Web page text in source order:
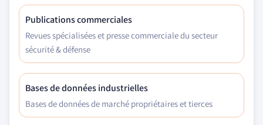
Publications commerciales
Revues spécialisées et presse commerciale du secteur
sécurité & défense
Bases de données industrielles
Bases de données de marché propriétaires et tierces